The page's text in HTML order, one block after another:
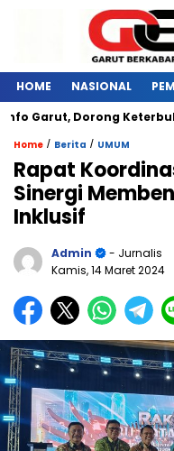
HOME NASIONAL
Dorong Keterbukaan
Home / Berita / UMUM
Rapat
Sinergi
Inklusif
Admin
- Jurnalis
Kamis, 14 Maret 2024